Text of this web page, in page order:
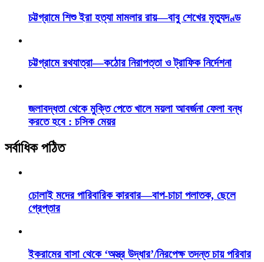
চট্টগ্রামে শিশু ইরা হত্যা মামলার রায়—বাবু শেখের মৃত্যুদণ্ড
চট্টগ্রামে রথযাত্রা—কঠোর নিরাপত্তা ও ট্রাফিক নির্দেশনা
জলাবদ্ধতা থেকে মুক্তি পেতে খালে ময়লা আবর্জনা ফেলা বন্ধ
করতে হবে : চসিক মেয়র
সর্বাধিক পঠিত
চোলাই মদের পারিবারিক কারবার—বাপ-চাচা পলাতক, ছেলে
গ্রেপ্তার
ইকরামের বাসা থেকে ‘অস্ত্র উদ্ধার’/নিরপেক্ষ তদন্ত চায় পরিবার